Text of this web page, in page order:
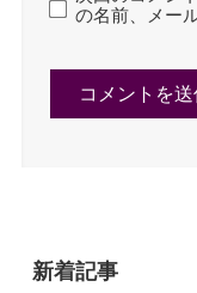
の名前、メー
新着記事